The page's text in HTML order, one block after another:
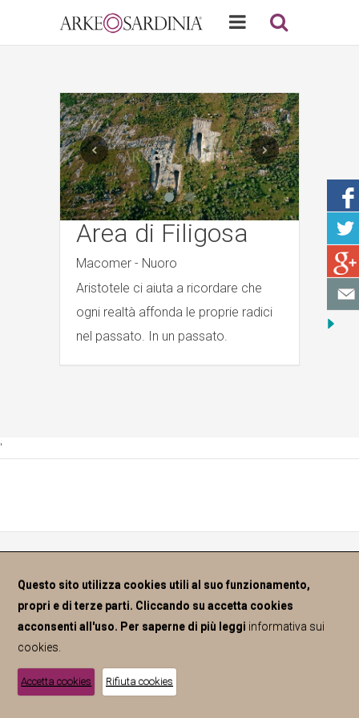
Area di Filigosa
Macomer - Nuoro
Aristotele ci aiuta a ricordare che
ogni realtà affonda le proprie radici
nel passato. In un passato.
'
Copyright © 2015 – ASPEN - Camera di
Commercio I.A.A. di Nuoro – P.IVA
93010740913
Disclaimer
Questo sito utilizza cookies utili al suo funzionamento,
propri e di terze parti. Cliccando su accetta cookies
acconsenti all'uso. Per saperne di più leggi informativa sui
cookies.
Accetta cookies Rifiuta cookies